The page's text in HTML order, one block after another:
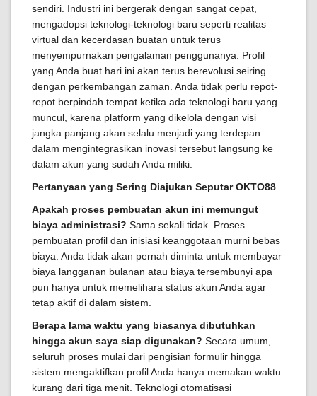
sendiri. Industri ini bergerak dengan sangat cepat,
mengadopsi teknologi-teknologi baru seperti realitas
virtual dan kecerdasan buatan untuk terus
menyempurnakan pengalaman penggunanya. Profil
yang Anda buat hari ini akan terus berevolusi seiring
dengan perkembangan zaman. Anda tidak perlu repot-
repot berpindah tempat ketika ada teknologi baru yang
muncul, karena platform yang dikelola dengan visi
jangka panjang akan selalu menjadi yang terdepan
dalam mengintegrasikan inovasi tersebut langsung ke
dalam akun yang sudah Anda miliki.
Pertanyaan yang Sering Diajukan Seputar OKTO88
Apakah proses pembuatan akun ini memungut
biaya administrasi? Sama sekali tidak. Proses
pembuatan profil dan inisiasi keanggotaan murni bebas
biaya. Anda tidak akan pernah diminta untuk membayar
biaya langganan bulanan atau biaya tersembunyi apa
pun hanya untuk memelihara status akun Anda agar
tetap aktif di dalam sistem.
Berapa lama waktu yang biasanya dibutuhkan
hingga akun saya siap digunakan? Secara umum,
seluruh proses mulai dari pengisian formulir hingga
sistem mengaktifkan profil Anda hanya memakan waktu
kurang dari tiga menit. Teknologi otomatisasi